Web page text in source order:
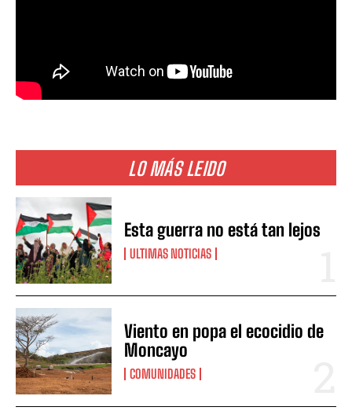
LO MÁS LEIDO
Esta guerra no está tan lejos
ULTIMAS NOTICIAS
Viento en popa el ecocidio de
Moncayo
COMUNIDADES